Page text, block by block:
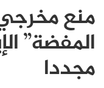
منع
المفضة”
مجددا